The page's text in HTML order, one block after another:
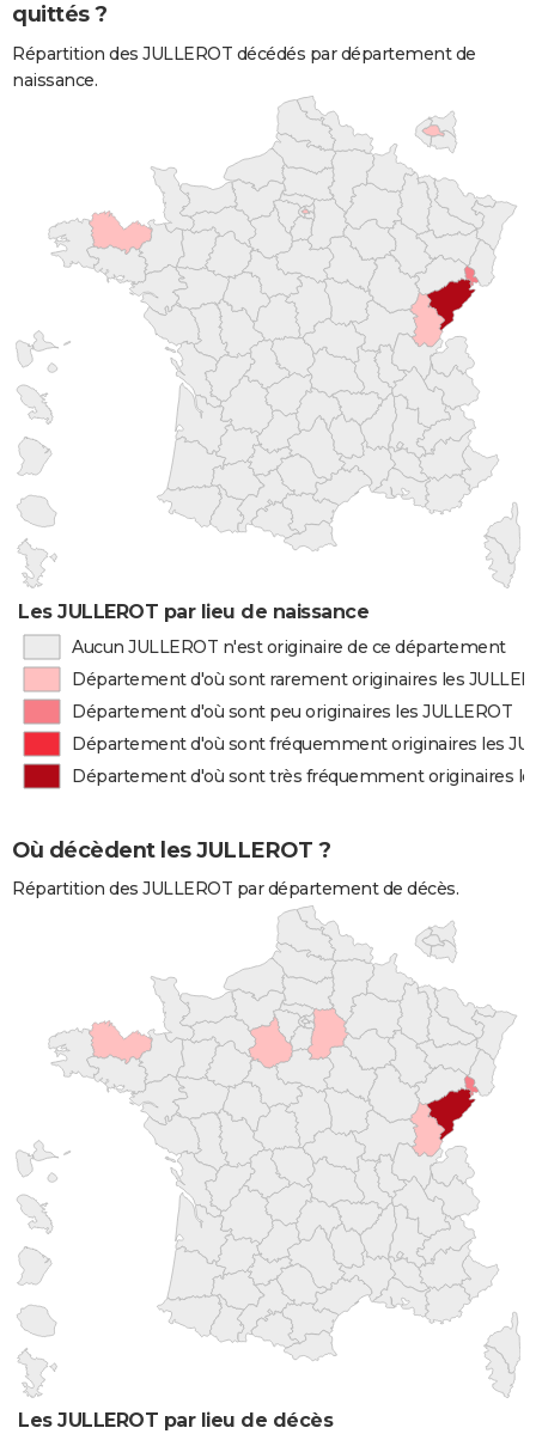
quittés ?
Répartition des JULLEROT décédés par département de
naissance.
Les JULLEROT par lieu de naissance
Aucun JULLEROT n'est originaire de ce département
Département d'où sont rarement originaires les
Département d'où sont peu originaires les JULLEROT
Département d'où sont fréquemment originaires les
Département d'où sont très fréquemment originaires
Où décèdent les JULLEROT ?
Répartition des JULLEROT par département de décès.
Les JULLEROT par lieu de décès